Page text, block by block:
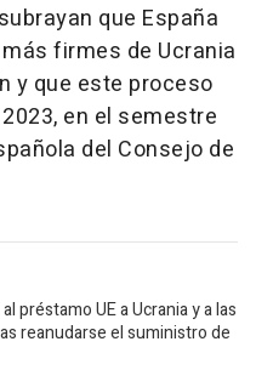
que España
firmes de Ucrania
y que este proceso
en el semestre
del Consejo de
préstamo UE a Ucrania y a las
reanudarse el suministro de